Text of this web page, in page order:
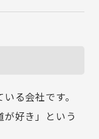
る会社です。
が好き」という